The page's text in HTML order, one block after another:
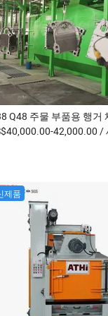
42,000.00 /
제품